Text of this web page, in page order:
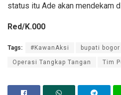
status itu Ade akan mendekam
Red/K.000
Tags: #KawanAksi bupati bogor
Operasi Tangkap Tangan Tim